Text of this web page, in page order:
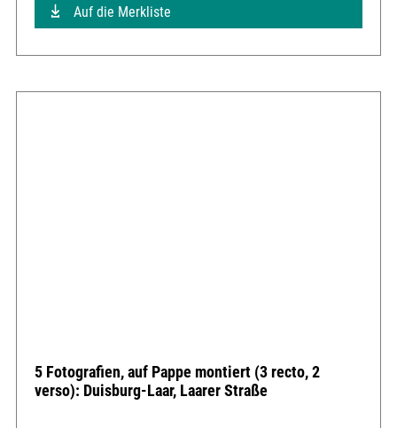
Auf die Merkliste
5 Fotografien, auf Pappe montiert (3 recto, 2
verso): Duisburg-Laar, Laarer Straße